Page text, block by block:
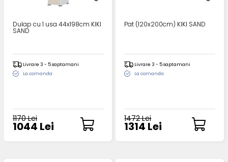
Dulap cu 1 usa 44x198cm KIKI
SAND
Livrare 3 - 5 saptamani
La comanda
1170 Lei
1044 Lei
Pat (120x200cm) KIKI SAND
Livrare 3 - 5 saptamani
La comanda
1472 Lei
1314 Lei